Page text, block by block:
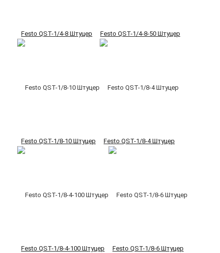
Festo QST-1/4-8 Штуцер Festo QST-1/4-8-50 Штуцер
Festo QST-1/8-10 Штуцер Festo QST-1/8-4 Штуцер
Festo QST-1/8-4-100 Штуцер Festo QST-1/8-6 Штуцер